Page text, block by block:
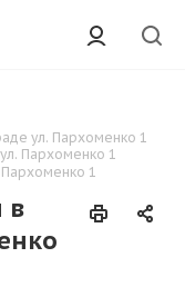
ул. Пархоменко 1
Пархоменко 1
1
в